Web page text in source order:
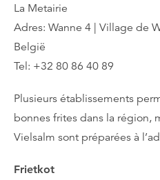
La Metairie
Adres: Wanne 4 | Village de
België
Tel: +32 80 86 40 89
Plusieurs établissements
bonnes frites dans la région,
Vielsalm sont préparées à
Frietkot